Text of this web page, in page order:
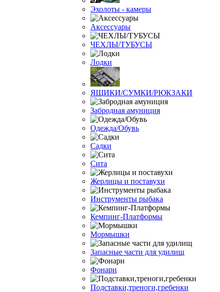
Эхолоты - камеры
Аксессуары
ЧЕХЛЫ/ТУБУСЫ
Лодки
ЯЩИКИ/СУМКИ/РЮКЗАКИ
Забродная амуниция
Одежда/Обувь
Садки
Сита
Жерлицы и поставухи
Инструменты рыбака
Кемпинг-Платформы
Мормышки
Запасные части для удилищ
Фонари
Подставки,треноги,гребенки